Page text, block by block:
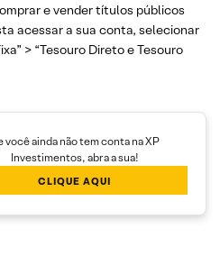
e vender títulos públicos
acessar a sua conta, selecionar
> “Tesouro Direto e Tesouro
você ainda não tem conta na XP
Investimentos, abra a sua!
CLIQUE AQUI